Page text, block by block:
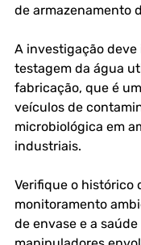
de armazenamento
A investigação deve
testagem da água
fabricação, que é
veículos de
microbiológica em
industriais.
Verifique o histórico
monitoramento
de envase e a